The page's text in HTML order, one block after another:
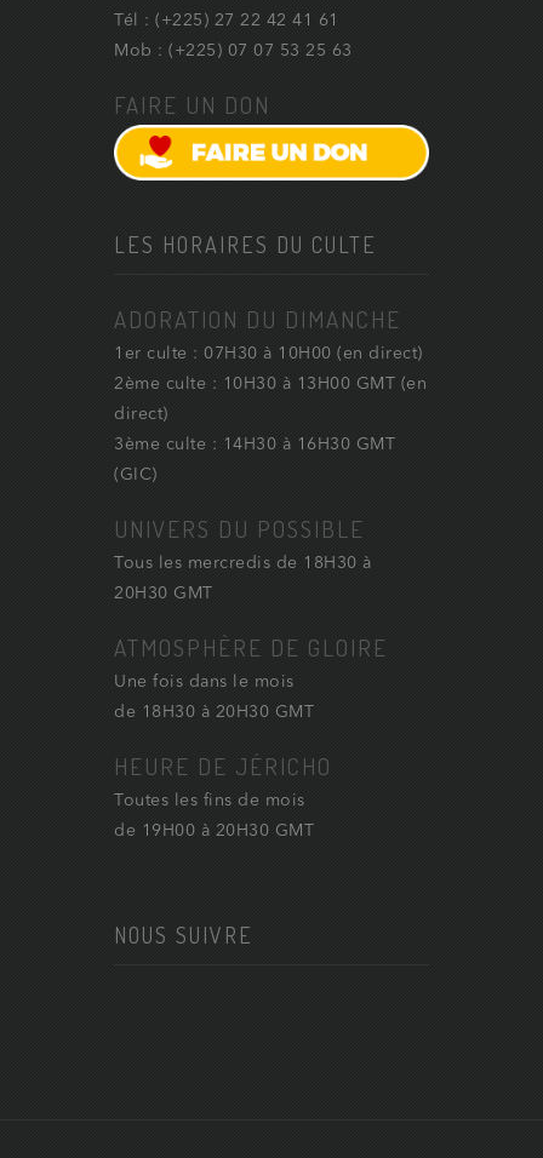
Tél : (+225) 27 22 42 41 61
Mob : (+225) 07 07 53 25 63
FAIRE UN DON
LES HORAIRES DU CULTE
ADORATION DU DIMANCHE
1er culte : 07H30 à 10H00 (en direct)
2ème culte : 10H30 à 13H00 GMT (en
direct)
3ème culte : 14H30 à 16H30 GMT
(GIC)
UNIVERS DU POSSIBLE
Tous les mercredis de 18H30 à
20H30 GMT
ATMOSPHÈRE DE GLOIRE
Une fois dans le mois
de 18H30 à 20H30 GMT
HEURE DE JÉRICHO
Toutes les fins de mois
de 19H00 à 20H30 GMT
NOUS SUIVRE